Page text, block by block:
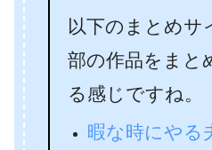
以下のまとめサ
部の作品をまと
る感じですね。
暇な時にやる